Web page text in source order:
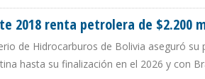
2018 renta petrolera de $2.200
de Hidrocarburos de Bolivia aseguró
hasta su finalización en el 2026 y con